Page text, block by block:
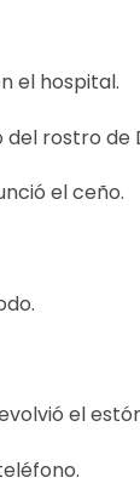
el hospital.
rostro de
el ceño.
el